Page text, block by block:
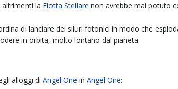
la Flotta Stellare non avrebbe mai potuto
di lanciare dei siluri fotonici in modo che
in orbita, molto lontano dal pianeta.
alloggi diAngel One inAngel One: